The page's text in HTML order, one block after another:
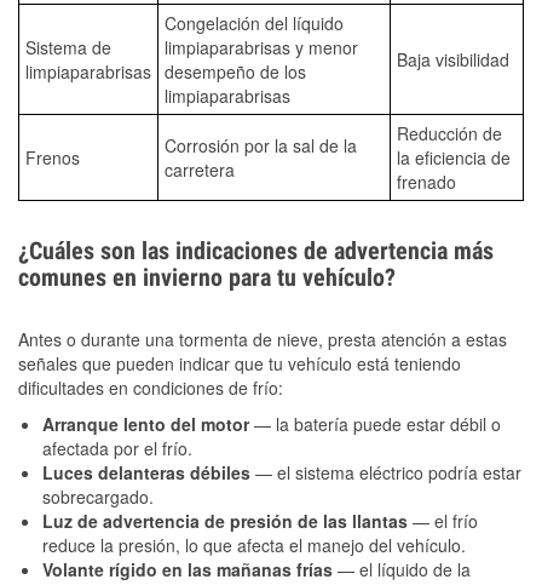
Sistema de
limpiaparabrisas
Congelación del líquido
limpiaparabrisas y menor
desempeño de los
limpiaparabrisas
Baja visibilidad
Frenos
Corrosión por la sal de la
carretera
Reducción de
la eficiencia de
frenado
¿Cuáles son las indicaciones de advertencia más
comunes en invierno para tu vehículo?
Antes o durante una tormenta de nieve, presta atención a estas
señales que pueden indicar que tu vehículo está teniendo
dificultades en condiciones de frío:
Arranque lento del motor— la batería puede estar débil o
afectada por el frío.
Luces delanteras débiles — el sistema eléctrico podría estar
sobrecargado.
Luz de advertencia de presión de las llantas — el frío
reduce la presión, lo que afecta el manejo del vehículo.
Volante rígido en las mañanas frías — el líquido de la